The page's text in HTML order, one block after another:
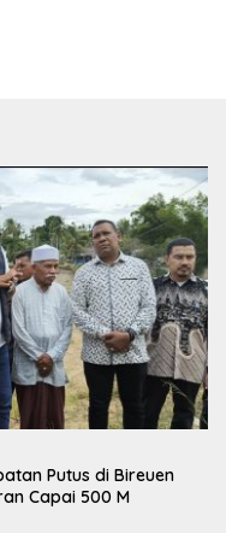
Putus di Bireuen
Capai 500 M